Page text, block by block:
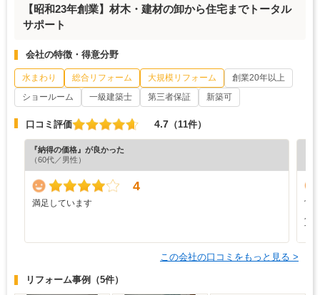
【昭和23年創業】材木・建材の卸から住宅までトータル
サポート
会社の特徴・得意分野
水まわり 総合リフォーム 大規模リフォーム
創業20年以上
ショールーム
一級建築士 第三者保証 新築可
口コミ評価 4.7 （11件）
『納得の価格』が良かった
（60代／男性）
4
満足しています
営
す
この会社の口コミをもっと見る >
リフォーム事例 （5件）